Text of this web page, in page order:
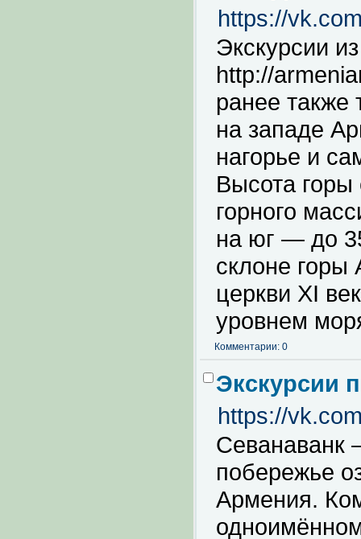
https://
Экскурсии
http://
ранее также
на западе
нагорье и
Высота горы
горного
на юг — до
склоне горы
церкви XI
уровнем
Комментарии: 0
Экскурсии
https://
Севанаванк
побережье
Армения.